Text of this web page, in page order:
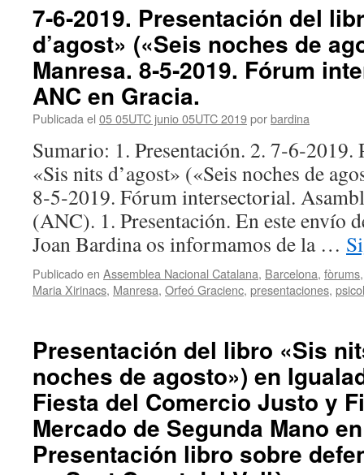
7‑6‑2019. Presentación del
d’agost» («Seis noches de
Manresa. 8‑5‑2019. Fórum
ANC en Gracia.
Publicada el 05 05UTC junio 05UTC 2019porbardina
Sumario: 1. Presentación. 2.
«Sis nits d’agost» («Seis noches de
8‑5‑2019. Fórum intersectorial.
(ANC). 1. Presentación. En este envío
Joan Bardina os informamos de la …
Publicado en Assemblea Nacional Catalana, Barcelona, fòrums
Maria Xirinacs, Manresa, Orfeó Gracienc, presentaciones,
Presentación del libro «Sis
noches de agosto») en
Fiesta del Comercio Justo y
Mercado de Segunda Mano
Presentación libro sobre